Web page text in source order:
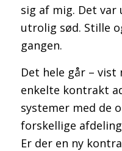
sig af mig. Det
utrolig sød. Stille
gangen.
Det hele går – vist
enkelte kontrakt
systemer med de
forskellige
Er der en ny